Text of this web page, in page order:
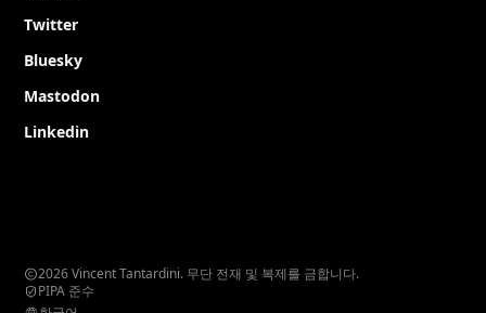
Twitter
Bluesky
Mastodon
Linkedin
2026 Vincent Tantardini. 무단 전재 및 복제를 금합니다.
PIPA 준수